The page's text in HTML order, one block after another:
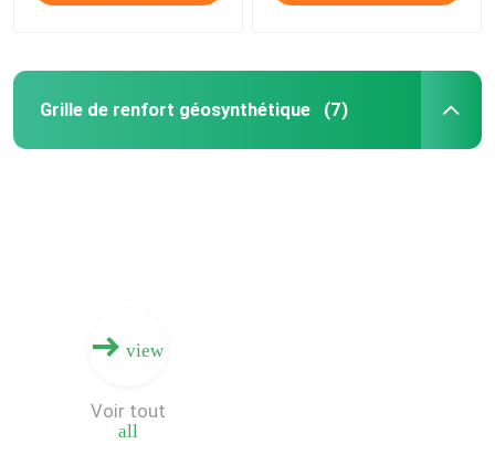
Geomembrane composé
Machine de soudure de Geomembrane
Grille de renfort géosynthétique (7)
view
all
Voir tout